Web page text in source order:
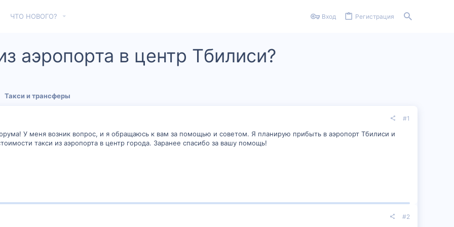
ЧТО НОВОГО? Вход Регистрация
аэропорта в центр Тбилиси?
Такси и трансферы
#1
У меня возник вопрос, и я обращаюсь к вам за помощью и советом. Я планирую прибыть в аэропорт Тбилиси и
такси из аэропорта в центр города. Заранее спасибо за вашу помощь!
#2